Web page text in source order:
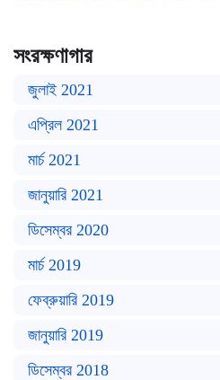
সংরক্ষণাগার
জুলাই 2021
এপ্রিল 2021
মার্চ 2021
জানুয়ারি 2021
ডিসেম্বর 2020
মার্চ 2019
ফেব্রুয়ারি 2019
জানুয়ারি 2019
ডিসেম্বর 2018